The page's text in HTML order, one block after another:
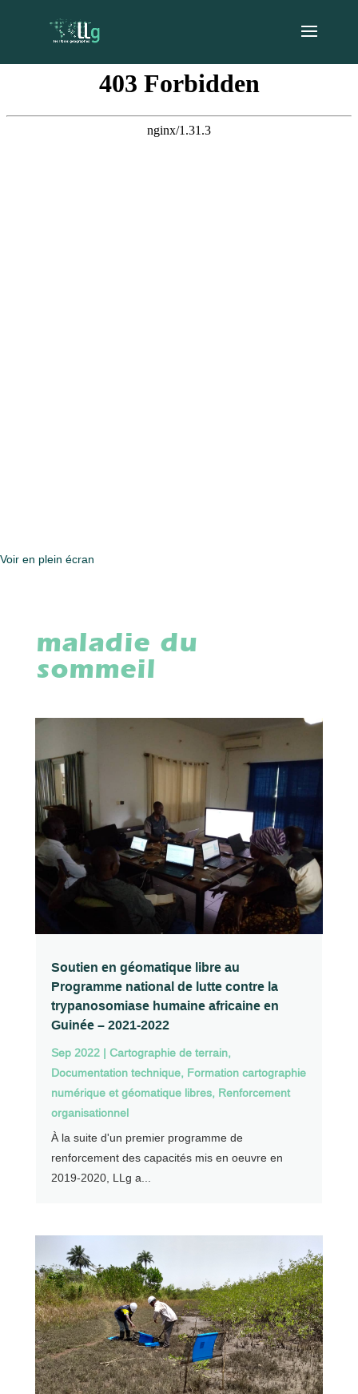
Voir en plein écran
maladie du
sommeil
Soutien en géomatique libre au
Programme national de lutte contre la
trypanosomiase humaine africaine en
Guinée – 2021-2022
Sep 2022| Cartographie de terrain,
Documentation technique, Formation cartographie
numérique et géomatique libres, Renforcement
organisationnel
À la suite d'un premier programme de
renforcement des capacités mis en oeuvre en
2019-2020, LLg a...